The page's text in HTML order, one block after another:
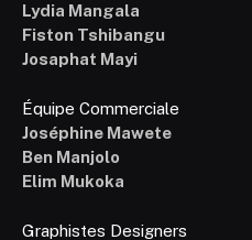
Lydia Mangala
Fiston Tshibangu
Josaphat Mayi
Équipe Commerciale
Joséphine Mawete
Ben Manjolo
Elim Mukoka
Graphistes Designers